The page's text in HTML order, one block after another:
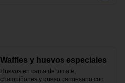
Waffles y huevos especiales
Huevos en cama de tomate,
champiñones y queso parmesano con